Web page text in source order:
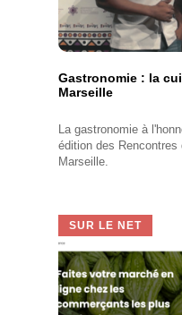
Gastronomie : la
Marseille
La gastronomie à
édition des
Marseille.
SUR LE NET